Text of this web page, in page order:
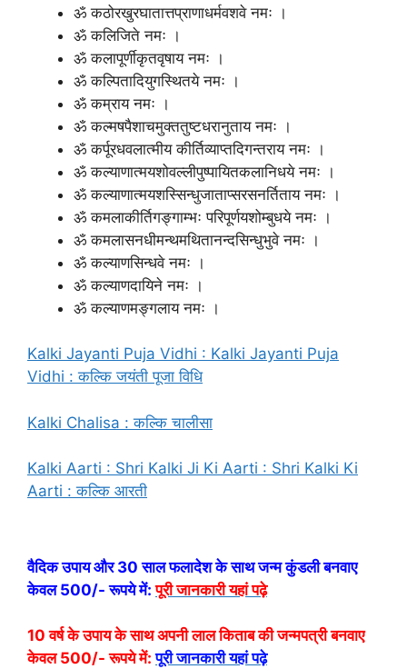
ॐ कठोरखुरघातात्तप्राणाधर्मवशवे नमः ।
ॐ कलिजिते नमः ।
ॐ कलापूर्णीकृतवृषाय नमः ।
ॐ कल्पितादियुगस्थितये नमः ।
ॐ कम्राय नमः ।
ॐ कल्मषपैशाचमुक्ततुष्टधरानुताय नमः ।
ॐ कर्पूरधवलात्मीय कीर्तिव्याप्तदिगन्तराय नमः ।
ॐ कल्याणात्मयशोवल्लीपुष्पायितकलानिधये नमः ।
ॐ कल्याणात्मयशस्सिन्धुजाताप्सरसनर्तिताय नमः ।
ॐ कमलाकीर्तिगङ्गाम्भः परिपूर्णयशोम्बुधये नमः ।
ॐ कमलासनधीमन्थमथितानन्दसिन्धुभुवे नमः ।
ॐ कल्याणसिन्धवे नमः ।
ॐ कल्याणदायिने नमः ।
ॐ कल्याणमङ्गलाय नमः ।
Kalki Jayanti Puja Vidhi : Kalki Jayanti Puja
Vidhi : कल्कि जयंती पूजा विधि
Kalki Chalisa : कल्कि चालीसा
Kalki Aarti : Shri Kalki Ji Ki Aarti : Shri Kalki Ki
Aarti : कल्कि आरती
वैदिक उपाय और 30 साल फलादेश के साथ जन्म कुंडली बनवाए
केवल 500/- रूपये में: पूरी जानकारी यहां पढ़े
10 वर्ष के उपाय के साथ अपनी लाल किताब की जन्मपत्री बनवाए
केवल 500/- रूपये में: पूरी जानकारी यहां पढ़े